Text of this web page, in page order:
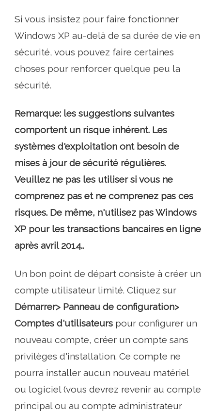
Si vous insistez pour faire fonctionner
Windows XP au-delà de sa durée de vie en
sécurité, vous pouvez faire certaines
choses pour renforcer quelque peu la
sécurité.
Remarque: les suggestions suivantes
comportent un risque inhérent. Les
systèmes d'exploitation ont besoin de
mises à jour de sécurité régulières.
Veuillez ne pas les utiliser si vous ne
comprenez pas et ne comprenez pas ces
risques. De même, n'utilisez pas Windows
XP pour les transactions bancaires en ligne
après avril 2014..
Un bon point de départ consiste à créer un
compte utilisateur limité. Cliquez sur
Démarrer> Panneau de configuration>
Comptes d'utilisateurs pour configurer un
nouveau compte, créer un compte sans
privilèges d'installation. Ce compte ne
pourra installer aucun nouveau matériel
ou logiciel (vous devrez revenir au compte
principal ou au compte administrateur